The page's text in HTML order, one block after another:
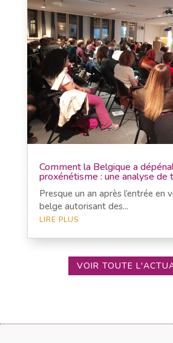
Comment la Belgique a
proxénétisme : une analyse de
Presque un an après l’entrée en
belge autorisant des...
LIRE PLUS
VOIR TOUTE